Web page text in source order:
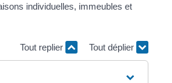
individuelles, immeubles et
Tout replier Tout déplier